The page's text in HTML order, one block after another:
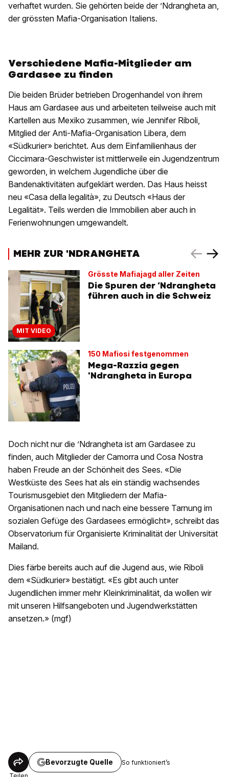
verhaftet wurden. Sie gehörten beide der ’Ndrangheta an,
der grössten Mafia-Organisation Italiens.
Verschiedene Mafia-Mitglieder am
Gardasee zu finden
Die beiden Brüder betrieben Drogenhandel von ihrem
Haus am Gardasee aus und arbeiteten teilweise auch mit
Kartellen aus Mexiko zusammen, wie Jennifer Riboli,
Mitglied der Anti-Mafia-Organisation Libera, dem
«Südkurier» berichtet. Aus dem Einfamilienhaus der
Ciccimara-Geschwister ist mittlerweile ein Jugendzentrum
geworden, in welchem Jugendliche über die
Bandenaktivitäten aufgeklärt werden. Das Haus heisst
neu «Casa della legalità», zu Deutsch «Haus der
Legalität». Teils werden die Immobilien aber auch in
Ferienwohnungen umgewandelt.
MEHR ZUR 'NDRANGHETA
MIT VIDEO
Grösste Mafiajagd aller Zeiten
Die Spuren der ’Ndrangheta
führen auch in die Schweiz
150 Mafiosi festgenommen
Mega-Razzia gegen
'Ndrangheta in Europa
Doch nicht nur die ’Ndrangheta ist am Gardasee zu
finden, auch Mitglieder der Camorra und Cosa Nostra
haben Freude an der Schönheit des Sees. «Die
Westküste des Sees hat als ein ständig wachsendes
Tourismusgebiet den Mitgliedern der Mafia-
Organisationen nach und nach eine bessere Tarnung im
sozialen Gefüge des Gardasees ermöglicht», schreibt das
Observatorium für Organisierte Kriminalität der Universität
Mailand.
Dies färbe bereits auch auf die Jugend aus, wie Riboli
dem «Südkurier» bestätigt. «Es gibt auch unter
Jugendlichen immer mehr Kleinkriminalität, da wollen wir
mit unseren Hilfsangeboten und Jugendwerkstätten
ansetzen.» (mgf)
Bevorzugte Quelle So funktioniert’s